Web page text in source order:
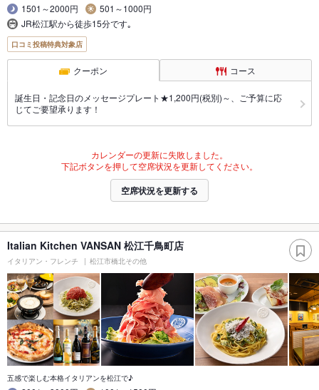
1501～2000円
501～1000円
JR松江駅から徒歩15分です｡
口コミ投稿特典対象店
クーポン コース
誕生日・記念日のメッセージプレート★1,200円(税別)～、ご予算に応
じてご要望承ります！
カレンダーの更新に失敗しました。
下記ボタンを押して空席状況を更新してください。
空席状況を更新する
Italian Kitchen VANSAN 松江千鳥町店
イタリアン・フレンチ 松江市橋北その他
五感で楽しむ本格イタリアンを松江で♪